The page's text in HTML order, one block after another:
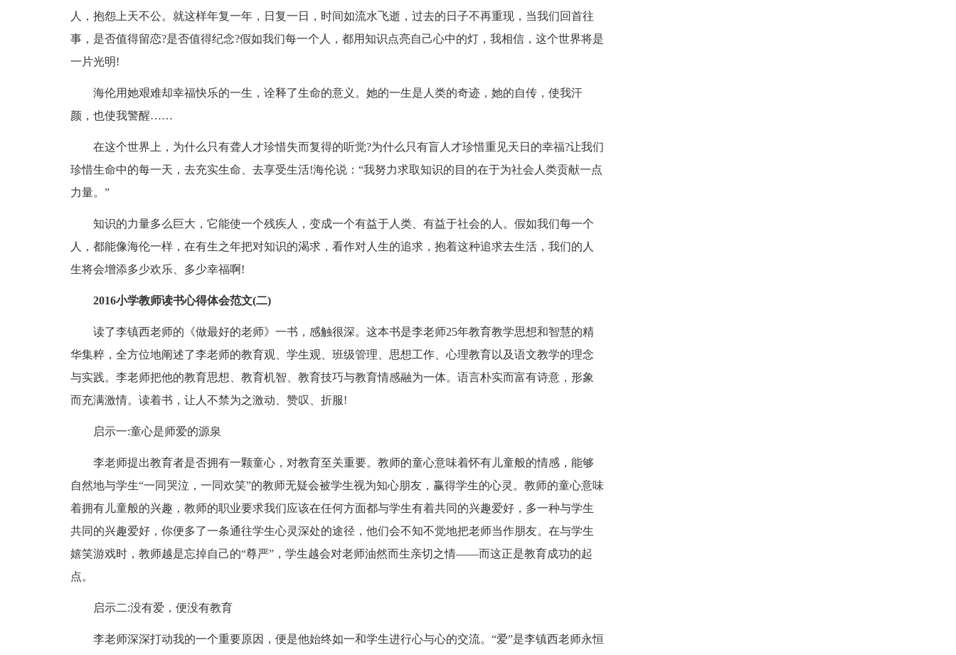
人，抱怨上天不公。就这样年复一年，日复一日，时间如流水飞逝，过去的日子不再重现，当我们回首往
事，是否值得留恋?是否值得纪念?假如我们每一个人，都用知识点亮自己心中的灯，我相信，这个世界将是
一片光明!
海伦用她艰难却幸福快乐的一生，诠释了生命的意义。她的一生是人类的奇迹，她的自传，使我汗
颜，也使我警醒……
在这个世界上，为什么只有聋人才珍惜失而复得的听觉?为什么只有盲人才珍惜重见天日的幸福?让我们
珍惜生命中的每一天，去充实生命、去享受生活!海伦说：“我努力求取知识的目的在于为社会人类贡献一点
力量。”
知识的力量多么巨大，它能使一个残疾人，变成一个有益于人类、有益于社会的人。假如我们每一个
人，都能像海伦一样，在有生之年把对知识的渴求，看作对人生的追求，抱着这种追求去生活，我们的人
生将会增添多少欢乐、多少幸福啊!
2016小学教师读书心得体会范文(二)
读了李镇西老师的《做最好的老师》一书，感触很深。这本书是李老师25年教育教学思想和智慧的精
华集粹，全方位地阐述了李老师的教育观、学生观、班级管理、思想工作、心理教育以及语文教学的理念
与实践。李老师把他的教育思想、教育机智、教育技巧与教育情感融为一体。语言朴实而富有诗意，形象
而充满激情。读着书，让人不禁为之激动、赞叹、折服!
启示一:童心是师爱的源泉
李老师提出教育者是否拥有一颗童心，对教育至关重要。教师的童心意味着怀有儿童般的情感，能够
自然地与学生“一同哭泣，一同欢笑”的教师无疑会被学生视为知心朋友，赢得学生的心灵。教师的童心意味
着拥有儿童般的兴趣，教师的职业要求我们应该在任何方面都与学生有着共同的兴趣爱好，多一种与学生
共同的兴趣爱好，你便多了一条通往学生心灵深处的途径，他们会不知不觉地把老师当作朋友。在与学生
嬉笑游戏时，教师越是忘掉自己的“尊严”，学生越会对老师油然而生亲切之情——而这正是教育成功的起
点。
启示二:没有爱，便没有教育
李老师深深打动我的一个重要原因，便是他始终如一和学生进行心与心的交流。“爱”是李镇西老师永恒